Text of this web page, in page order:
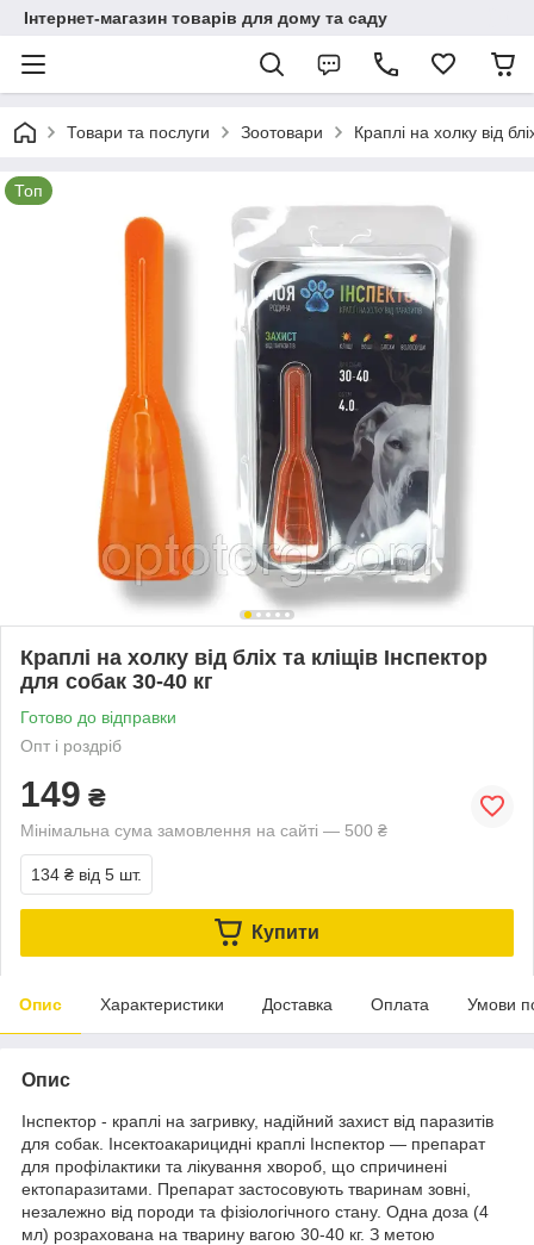
Інтернет-магазин товарів для дому та саду
Товари та послуги Зоотовари Краплі на холку від
Топ
Краплі на холку від бліх та кліщів Інспектор
для собак 30-40 кг
Готово до відправки
Опт і роздріб
149 ₴
Мінімальна сума замовлення на сайті — 500 ₴
134 ₴ від 5 шт.
Купити
Опис Характеристики Доставка Оплата Умови
Опис
Інспектор - краплі на загривку, надійний захист від паразитів
для собак. Інсектоакарицидні краплі Інспектор ― препарат
для профілактики та лікування хвороб, що спричинені
ектопаразитами. Препарат застосовують тваринам зовні,
незалежно від породи та фізіологічного стану. Одна доза (4
мл) розрахована на тварину вагою 30-40 кг. З метою